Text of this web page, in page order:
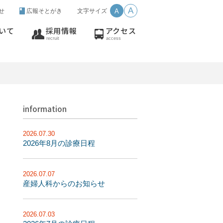
広報そとがき 文字サイズ A A
て 採用情報
recruit
アクセス
access
information
2026.07.30
2026年8月の診療日程
2026.07.07
産婦人科からのお知らせ
2026.07.03